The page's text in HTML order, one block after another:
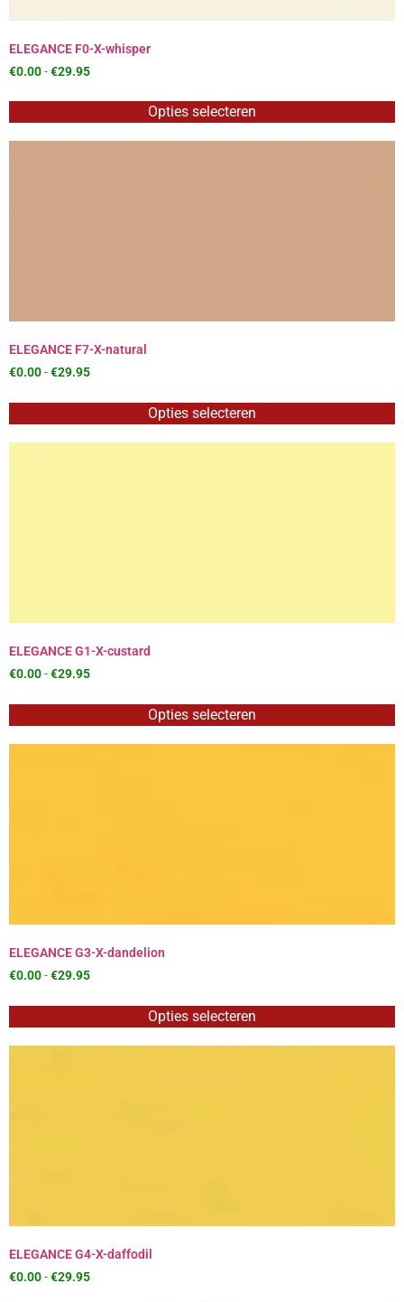
ELEGANCE F0-X-whisper
€0.00-€29.95
Opties selecteren
ELEGANCE F7-X-natural
€0.00-€29.95
Opties selecteren
ELEGANCE G1-X-custard
€0.00-€29.95
Opties selecteren
ELEGANCE G3-X-dandelion
€0.00-€29.95
Opties selecteren
ELEGANCE G4-X-daffodil
€0.00-€29.95